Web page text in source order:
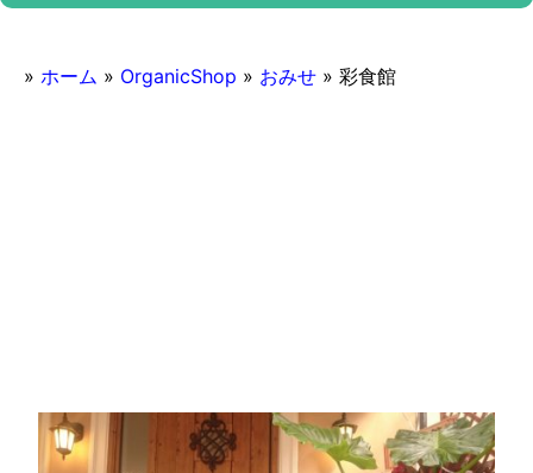
» ホーム » OrganicShop » おみせ » 彩食館